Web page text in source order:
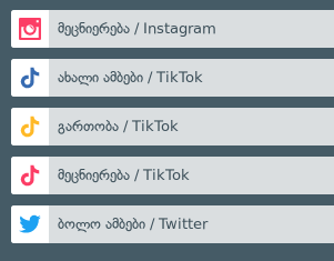
მეცნიერება / Instagram
ახალი ამბები / TikTok
გართობა / TikTok
მეცნიერება / TikTok
ბოლო ამბები / Twitter